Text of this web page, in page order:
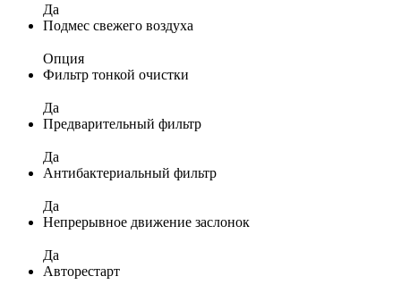
Да
Подмес свежего воздуха
Опция
Фильтр тонкой очистки
Да
Предварительный фильтр
Да
Антибактериальный фильтр
Да
Непрерывное движение заслонок
Да
Авторестарт